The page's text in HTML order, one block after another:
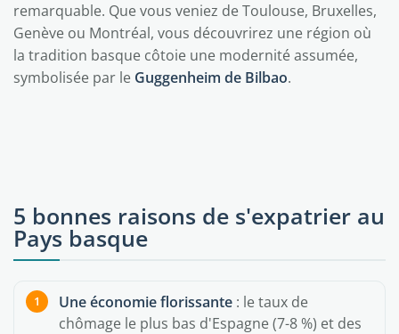
remarquable. Que vous veniez de Toulouse, Bruxelles,
Genève ou Montréal, vous découvrirez une région où
la tradition basque côtoie une modernité assumée,
symbolisée par le Guggenheim de Bilbao.
5 bonnes raisons de s'expatrier au
Pays basque
Une économie florissante : le taux de
chômage le plus bas d'Espagne (7-8 %) et des